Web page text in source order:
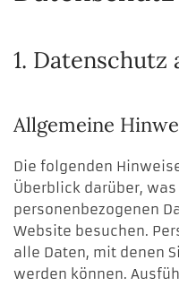
1.
Allgemeine
Die folgenden
Überblick darüber,
personenbezogenen
Website besuchen.
alle Daten, mit denen
werden können.